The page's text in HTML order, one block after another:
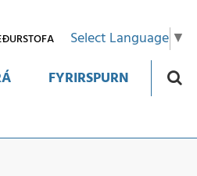
Select Language ▼
FYRIRSPURN